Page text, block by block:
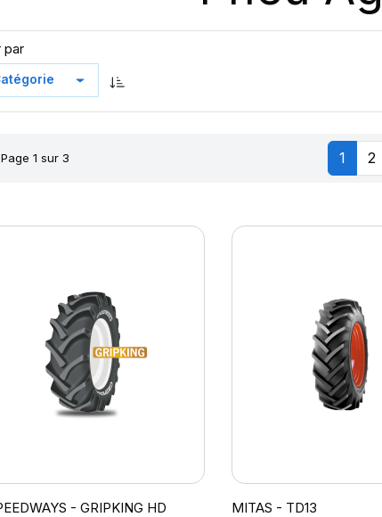
par
Page 1 sur 3 1 2
- GRIPKING HD MITAS - TD13